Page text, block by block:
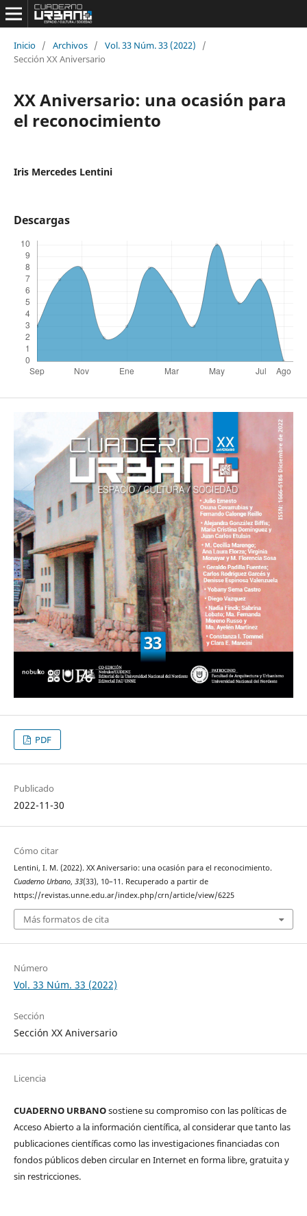
Inicio / Archivos / Vol. 33 Núm. 33 (2022)
/
Sección XX Aniversario
XX Aniversario: una ocasión para
el reconocimiento
Iris Mercedes Lentini
Descargas
PDF
Publicado
2022-11-30
Cómo citar
Lentini, I. M. (2022). XX Aniversario: una ocasión para el reconocimiento.
Cuaderno Urbano, 33(33), 10–11. Recuperado a partir de
https://revistas.unne.edu.ar/index.php/crn/article/view/6225
Más formatos de cita
Número
Vol. 33 Núm. 33 (2022)
Sección
Sección XX Aniversario
Licencia
CUADERNO URBANOsostiene su compromiso con las políticas de
Acceso Abierto a la información científica, al considerar que tanto las
publicaciones científicas como las investigaciones financiadas con
fondos públicos deben circular en Internet en forma libre, gratuita y
sin restricciones.